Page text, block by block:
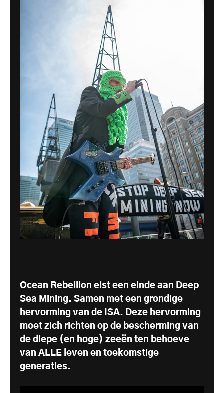
Ocean Rebellion eist een einde aan Deep
Sea Mining. Samen met een grondige
hervorming van de ISA. Deze hervorming
moet zich richten op de bescherming van
de diepe (en hoge) zeeën ten behoeve
van ALLE leven en toekomstige
generaties.